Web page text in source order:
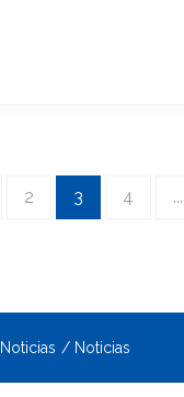
2 3 4 ...
Noticias Noticias